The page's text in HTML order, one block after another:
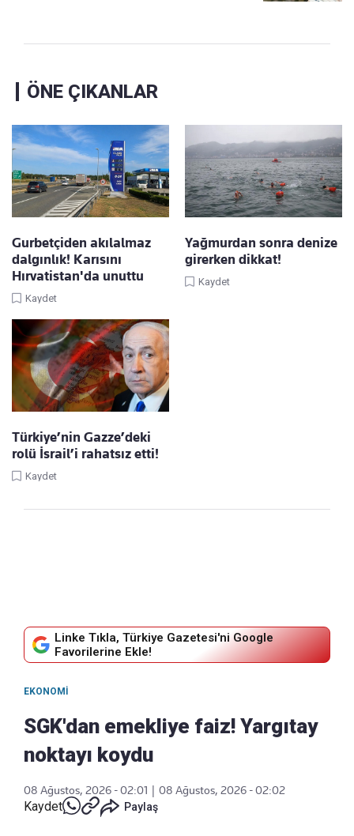
ÖNE ÇIKANLAR
Gurbetçiden akılalmaz
dalgınlık! Karısını
Hırvatistan'da unuttu
Kaydet
Yağmurdan sonra denize
girerken dikkat!
Kaydet
Türkiye’nin Gazze’deki
rolü İsrail’i rahatsız etti!
Kaydet
Linke Tıkla, Türkiye Gazetesi'ni Google
Favorilerine Ekle!
EKONOMI
SGK'dan emekliye faiz! Yargıtay
noktayı koydu
08 Ağustos, 2026 - 02:01 08 Ağustos, 2026 - 02:02
Kaydet Paylaş